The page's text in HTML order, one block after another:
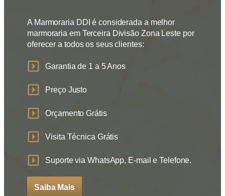
A Marmoraria DDI é considerada a melhor
marmoraria em Terceira Divisão Zona Leste por
oferecer a todos os seus clientes:
Garantia de 1 a 5 Anos
Preço Justo
Orçamento Grátis
Visita Técnica Grátis
Suporte via WhatsApp, E-mail e Telefone.
Saiba Mais